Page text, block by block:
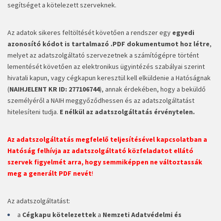
segítséget a kötelezett szerveknek.
Az adatok sikeres feltöltését követően a rendszer egy egyedi
azonosító kódot is tartalmazó .PDF dokumentumot hoz létre,
melyet az adatszolgáltató szervezetnek a számítógépre történt
lementését követően az elektronikus ügyintézés szabályai szerint
hivatali kapun, vagy cégkapun keresztül kell elküldenie a Hatóságnak
(NAIHJELENT KR ID: 277106744), annak érdekében, hogy a beküldő
személyéről a NAIH meggyőződhessen és az adatszolgáltatást
hitelesíteni tudja. E nélkül az adatszolgáltatás érvénytelen.
Az adatszolgáltatás megfelelő teljesítésével kapcsolatban a
Hatóság felhívja az adatszolgáltató közfeladatot ellátó
szervek figyelmét arra, hogysemmiképpen ne változtassák
meg a generált PDF nevét!
Az adatszolgáltatást:
a Cégkapu kötelezettek a Nemzeti Adatvédelmi és